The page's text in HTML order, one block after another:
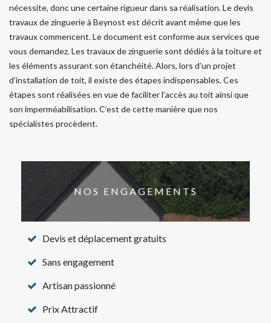
nécessite, donc une certaine rigueur dans sa réalisation. Le devis
travaux de zinguerie à Beynost est décrit avant même que les
travaux commencent. Le document est conforme aux services que
vous demandez. Les travaux de zinguerie sont dédiés à la toiture et
les éléments assurant son étanchéité. Alors, lors d’un projet
d’installation de toit, il existe des étapes indispensables. Ces
étapes sont réalisées en vue de faciliter l’accès au toit ainsi que
son imperméabilisation. C’est de cette manière que nos
spécialistes procèdent.
NOS ENGAGEMENTS
Devis et déplacement gratuits
Sans engagement
Artisan passionné
Prix Attractif